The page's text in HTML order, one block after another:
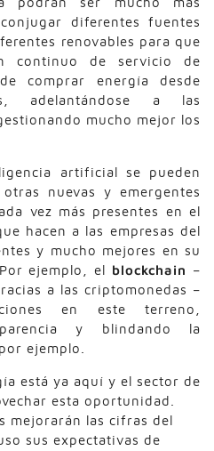
diferentes fuentes
renovables para que
continuo de servicio de
comprar energía desde
adelantándose a las
mucho mejor los
artificial se pueden
nuevas y emergentes
vez más presentes en el
hacen a las empresas del
y mucho mejores en su
ejemplo, el blockchain –
a las criptomonedas –
en este terreno,
y blindando la
ejemplo.
está ya aquí y el sector de
esta oportunidad.
mejorarán las cifras del
sus expectativas de